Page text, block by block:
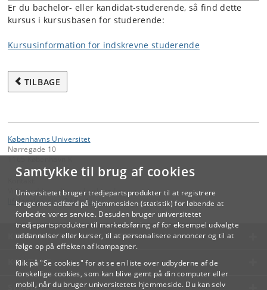
Samtykke til brug af cookies
Universitetet bruger tredjepartsprodukter til at registrere
brugernes adfærd på hjemmesiden (statistik) for løbende at
forbedre vores service. Desuden bruger universitetet
tredjepartsprodukter til markedsføring af for eksempel udvalgte
uddannelser eller kurser, til at personalisere annoncer og til at
følge op på effekten af kampagner.
Klik på "Se cookies" for at se en liste over udbyderne af de
forskellige cookies, som kan blive gemt på din computer eller
mobil, når du bruger universitetets hjemmeside. Du kan selv
Er du bachelor- eller kandidat-studerende, så find dette
kursus i kursusbasen for studerende:
Kursusinformation for indskrevne studerende
TILBAGE
Københavns Universitet
Nørregade 10
Videreuddannelse og Livslang Læring
lifelonglearning@adm.ku.dk
KØBENHAVNS UNIVERSITET
KONTAKT
SERVICES